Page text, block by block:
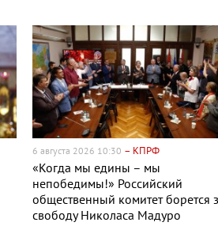
6 августа 2026 10:30 – КПРФ
«Когда мы едины – мы
непобедимы!» Российский
общественный комитет борется
свободу Николаса Мадуро